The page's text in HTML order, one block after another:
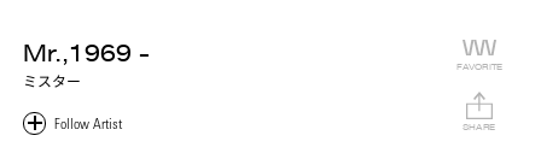
Mr.,1969 -
ミスター
FAVORITE
SHARE